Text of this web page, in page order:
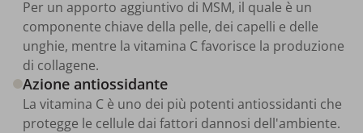
Per un apporto aggiuntivo di MSM, il quale è un
componente chiave della pelle, dei capelli e delle
unghie, mentre la vitamina C favorisce la produzione
di collagene.
Azione antiossidante
La vitamina C è uno dei più potenti antiossidanti che
protegge le cellule dai fattori dannosi dell'ambiente.